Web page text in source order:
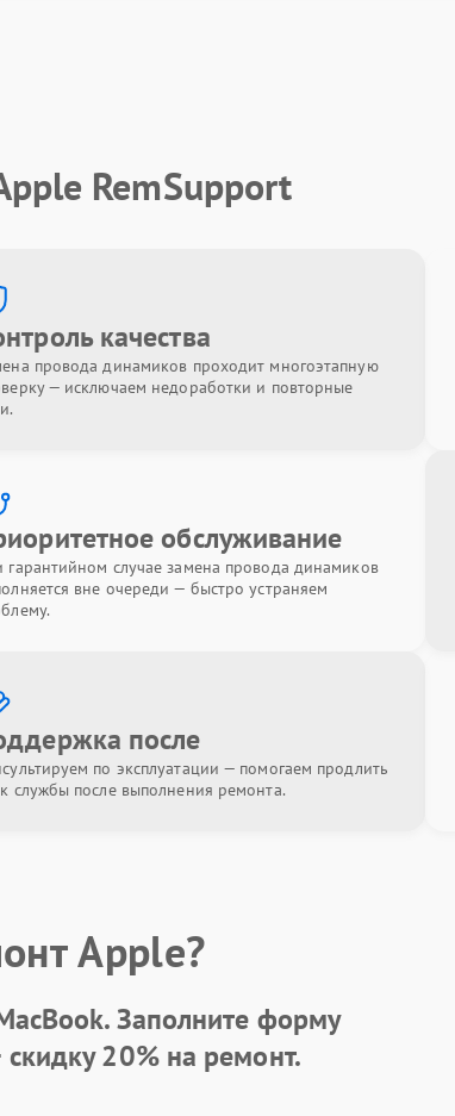
RemSupport
качества
провода динамиков проходит многоэтапную
— исключаем недоработки и повторные
обслуживание
гарантийном случае замена провода динамиков
вне очереди — быстро устраняем
после
по эксплуатации — помогаем продлить
службы после выполнения ремонта.
Apple?
Заполните форму
скидку 20%на ремонт.